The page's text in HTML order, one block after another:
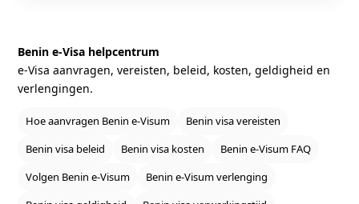
Benin e‑Visa helpcentrum
e‑Visa aanvragen, vereisten, beleid, kosten, geldigheid en
verlengingen.
Hoe aanvragen Benin e‑Visum
Benin visa vereisten
Benin visa beleid
Benin visa kosten
Benin e‑Visum FAQ
Volgen Benin e‑Visum
Benin e‑Visum verlenging